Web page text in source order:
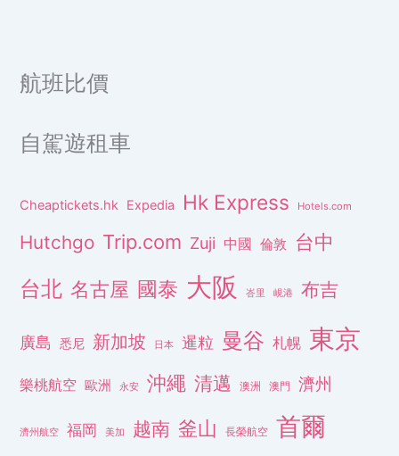
航班比價
自駕遊租車
Cheaptickets.hk Expedia Hk Express Hotels.com
Hutchgo Trip.com Zuji 中國 倫敦 台中
台北 名古屋 國泰 大阪 峇里 峴港 布吉
廣島 悉尼 新加坡 日本 暹粒 曼谷 札幌 東京
樂桃航空 歐洲 永安 沖繩 清邁 澳洲 澳門 濟州
濟州航空 福岡 美加 越南 釜山 長榮航空 首爾